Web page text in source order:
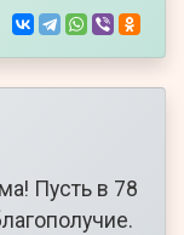
Пусть в 78